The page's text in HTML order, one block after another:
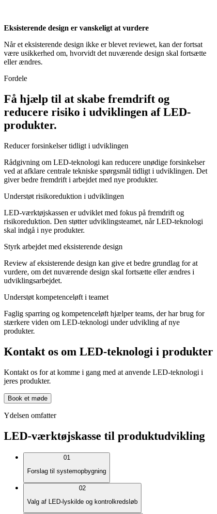
Eksisterende design er vanskeligt at vurdere
Når et eksisterende design ikke er blevet reviewet, kan der fortsat
være usikkerhed om, hvorvidt det nuværende design skal fortsætte
eller ændres.
Fordele
Få hjælp til at skabe fremdrift og
reducere risiko i udviklingen af LED-
produkter.
Reducer forsinkelser tidligt i udviklingen
Rådgivning om LED-teknologi kan reducere unødige forsinkelser
ved at afklare centrale tekniske spørgsmål tidligt i udviklingen. Det
giver bedre fremdrift i arbejdet med nye produkter.
Understøt risikoreduktion i udviklingen
LED-værktøjskassen er udviklet med fokus på fremdrift og
risikoreduktion. Den støtter udviklingsteamet, når LED-teknologi
skal indgå i nye produkter.
Styrk arbejdet med eksisterende design
Review af eksisterende design kan give et bedre grundlag for at
vurdere, om det nuværende design skal fortsætte eller ændres i
udviklingsarbejdet.
Understøt kompetenceløft i teamet
Faglig sparring og kompetenceløft hjælper teams, der har brug for
stærkere viden om LED-teknologi under udvikling af nye
produkter.
Kontakt os om LED-teknologi i produkter
Kontakt os for at komme i gang med at anvende LED-teknologi i
jeres produkter.
Book et møde
Ydelsen omfatter
LED-værktøjskasse til produktudvikling
01
Forslag til systemopbygning
02
Valg af LED-lyskilde og kontrolkredsløb